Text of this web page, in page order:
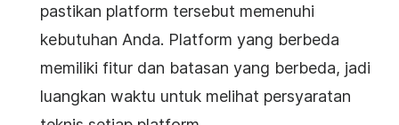
pastikan platform tersebut memenuhi
kebutuhan Anda. Platform yang berbeda
memiliki fitur dan batasan yang berbeda, jadi
luangkan waktu untuk melihat persyaratan